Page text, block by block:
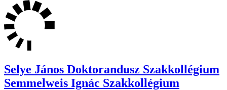
Selye János Doktorandusz Szakkollégium
Semmelweis Ignác Szakkollégium